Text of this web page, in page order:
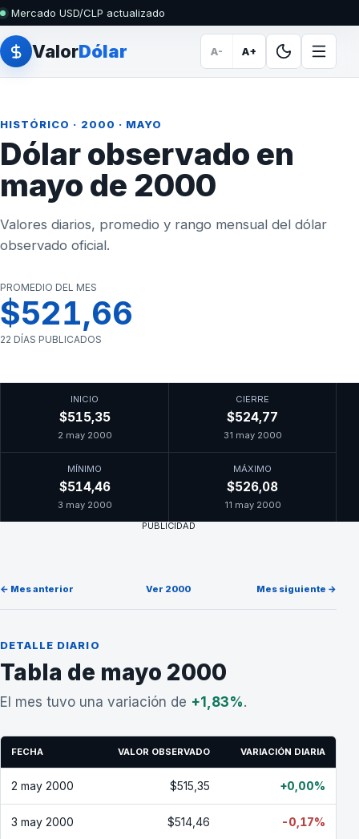
Mercado USD/CLP actualizado
ValorDólar A- A+
HISTÓRICO · 2000 · MAYO
Dólar observado en
mayo de 2000
Valores diarios, promedio y rango mensual del dólar
observado oficial.
PROMEDIO DEL MES
$521,66
22 DÍAS PUBLICADOS
INICIO
$515,35
2 may 2000
CIERRE
$524,77
31 may 2000
MÍNIMO
$514,46
3 may 2000
MÁXIMO
$526,08
11 may 2000
PUBLICIDAD
← Mes anterior Ver 2000 Mes siguiente →
DETALLE DIARIO
Tabla de mayo 2000
El mes tuvo una variación de +1,83%.
FECHA VALOR OBSERVADO VARIACIÓN DIARIA
2 may 2000 $515,35 +0,00%
3 may 2000 $514,46 -0,17%